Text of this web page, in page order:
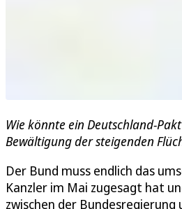
Wie könnte ein Deutschland-
Bewältigung der steigenden
Der Bund muss endlich das
Kanzler im Mai zugesagt hat
zwischen der Bundesregierung